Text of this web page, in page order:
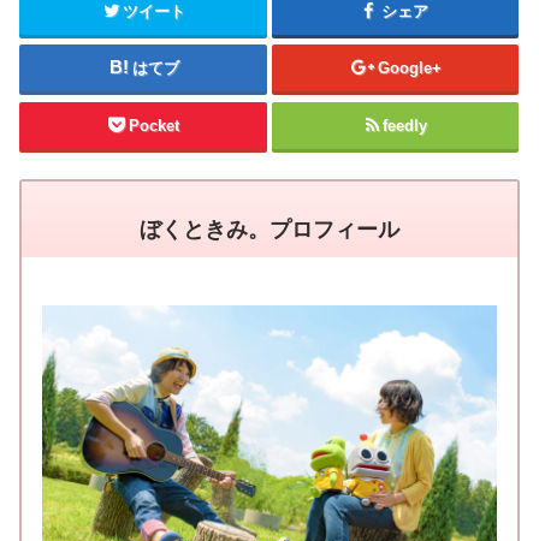
ツイート シェア
はてブ Google+
Pocket feedly
ぼくときみ。プロフィール